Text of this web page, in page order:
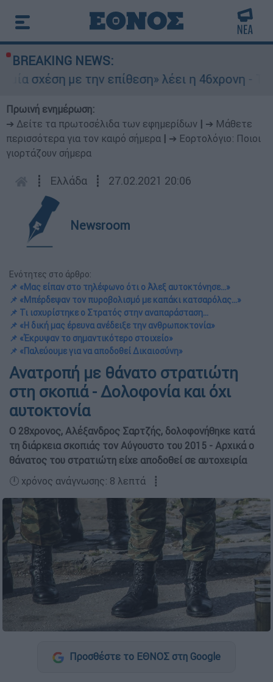
BREAKING NEWS:
με την επίθεση» λέει η 46χρονη - Τι
Πρωινή ενημέρωση:
➔ Δείτε τα πρωτοσέλιδα των εφημερίδων
➔ Μάθετε
περισσότερα για τον καιρό σήμερα
➔ Εορτολόγιο: Ποιοι
γιορτάζουν σήμερα
┋ Ελλάδα ┋ 27.02.2021 20:06
Newsroom
Ενότητες στο άρθρο:
📌 «Μας είπαν στο τηλέφωνο ότι ο Άλεξ αυτοκτόνησε…»
📌 «Μπέρδεψαν τον πυροβολισμό με καπάκι κατσαρόλας…»
📌 Τι ισχυρίστηκε ο Στρατός στην αναπαράσταση…
📌 «Η δική μας έρευνα ανέδειξε την ανθρωποκτονία»
📌 «Έκρυψαν το σημαντικότερο στοιχείο»
📌 «Παλεύουμε για να αποδοθεί Δικαιοσύνη»
Ανατροπή με θάνατο στρατιώτη
στη σκοπιά - Δολοφονία και όχι
αυτοκτονία
Ο 28χρονος, Αλέξανδρος Σαρτζής, δολοφονήθηκε κατά
τη διάρκεια σκοπιάς τον Αύγουστο του 2015 - Αρχικά ο
θάνατος του στρατιώτη είχε αποδοθεί σε αυτοχειρία
🕛 χρόνος ανάγνωσης: 8 λεπτά ┋
Προσθέστε το ΕΘΝΟΣ στη Google